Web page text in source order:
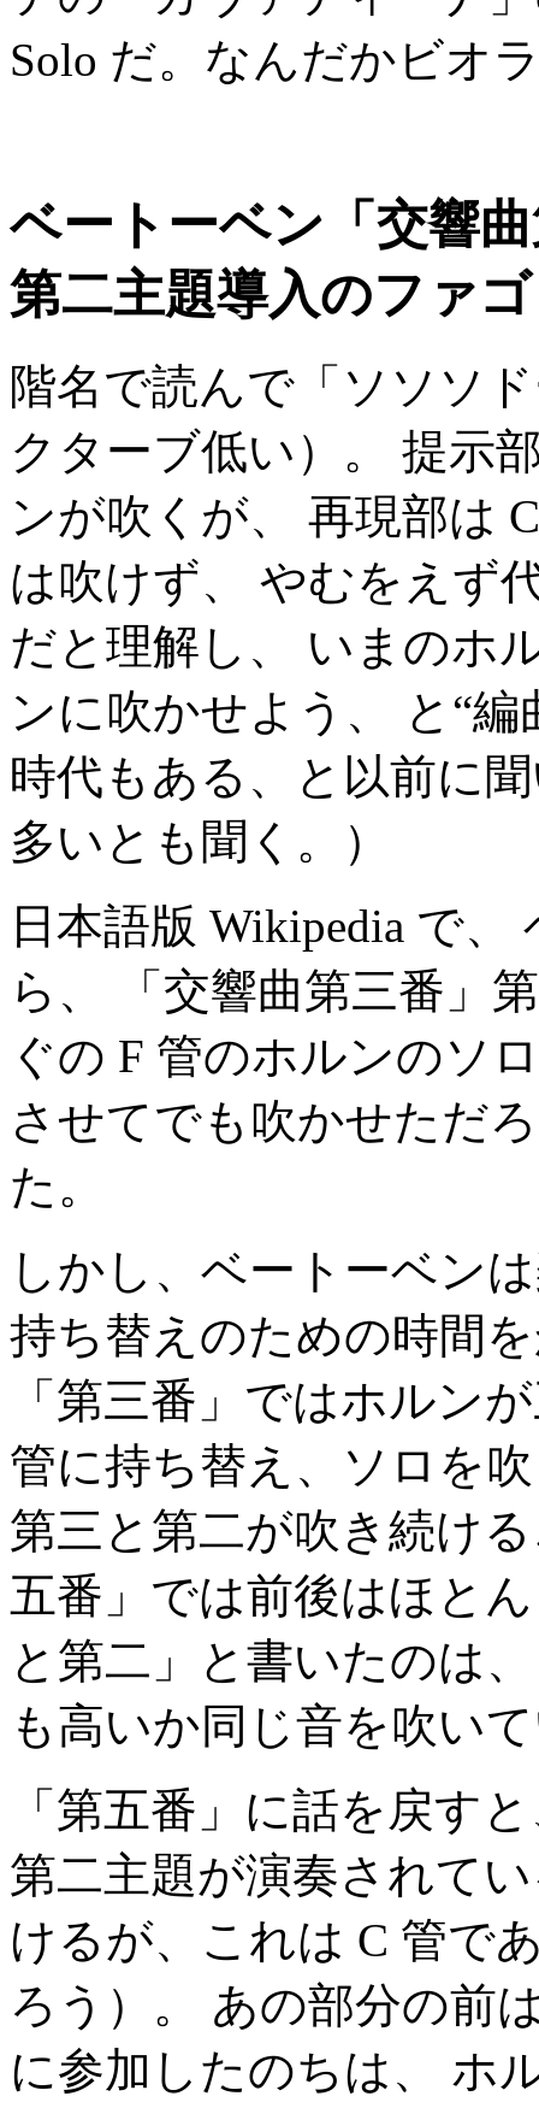
Solo だ。なんだかビオ
ベートーベン「交響
第二主題導入のファ
階名で読んで「ソソソ
クターブ低い）。 提示
ンが吹くが、 再現部は
は吹けず、 やむをえず
だと理解し、 いまのホ
ンに吹かせよう、 と“
時代もある、と以前に
多いとも聞く。）
日本語版 Wikipedia で
ら、 「交響曲第三番」
ぐの F 管のホルンのソ
させてでも吹かせただ
た。
しかし、ベートーベン
持ち替えのための時間
「第三番」ではホルン
管に持ち替え、ソロを
第三と第二が吹き続け
五番」では前後はほと
と第二」と書いたのは
も高いか同じ音を吹い
「第五番」に話を戻す
第二主題が演奏されて
けるが、これは C 管で
ろう）。 あの部分の前
に参加したのちは、 ホ